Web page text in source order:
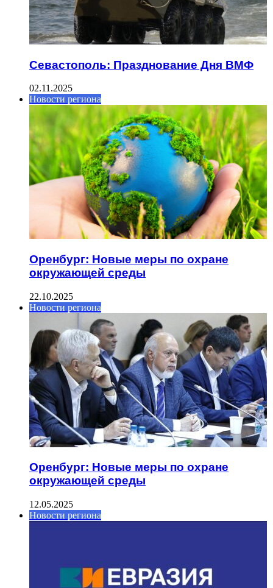
Севастополь: Празднование Дня ВМФ
02.11.2025
Новости региона
Оренбург: Новые меры по охране
окружающей среды
22.10.2025
Новости региона
Оренбург: Новые меры по охране
окружающей среды
12.05.2025
Новости региона